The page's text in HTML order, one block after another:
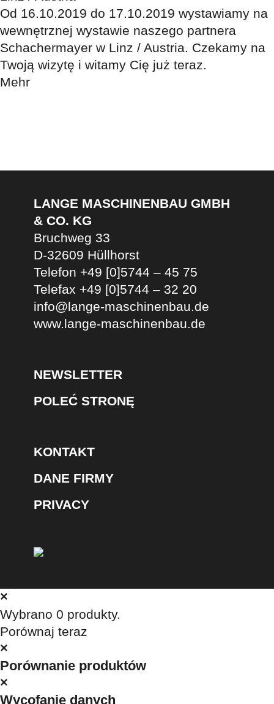
Od 16.10.2019 do 17.10.2019 wystawiamy na
wewnętrznej wystawie naszego partnera
Schachermayer w Linz / Austria. Czekamy na
Twoją wizytę i witamy Cię już teraz.
Mehr
LANGE MASCHINENBAU GMBH
& CO. KG
Bruchweg 33
D-32609 Hüllhorst
Telefon +49 [0]5744 – 45 75
Telefax +49 [0]5744 – 32 20
info@lange-maschinenbau.de
www.lange-maschinenbau.de
NEWSLETTER
POLEĆ STRONĘ
KONTAKT
DANE FIRMY
PRIVACY
×
Wybrano 0 produkty.
Porównaj teraz
×
Porównanie produktów
×
Wycofanie danych